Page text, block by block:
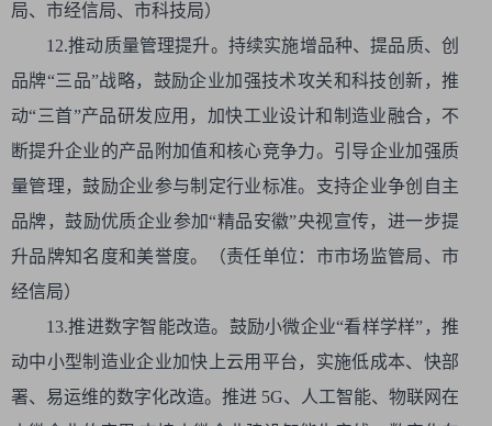
局、市经信局、市科技局）
12.推动质量管理提升。持续实施增品种、提品质、创
品牌“三品”战略，鼓励企业加强技术攻关和科技创新，推
动“三首”产品研发应用，加快工业设计和制造业融合，不
断提升企业的产品附加值和核心竞争力。引导企业加强质
量管理，鼓励企业参与制定行业标准。支持企业争创自主
品牌，鼓励优质企业参加“精品安徽”央视宣传，进一步提
升品牌知名度和美誉度。（责任单位：市市场监管局、市
经信局）
13.推进数字智能改造。鼓励小微企业“看样学样”，推
动中小型制造业企业加快上云用平台，实施低成本、快部
署、易运维的数字化改造。推进 5G、人工智能、物联网在